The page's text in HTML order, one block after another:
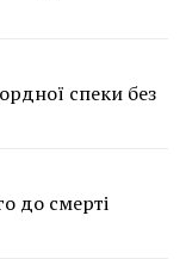
спеки без
до смерті